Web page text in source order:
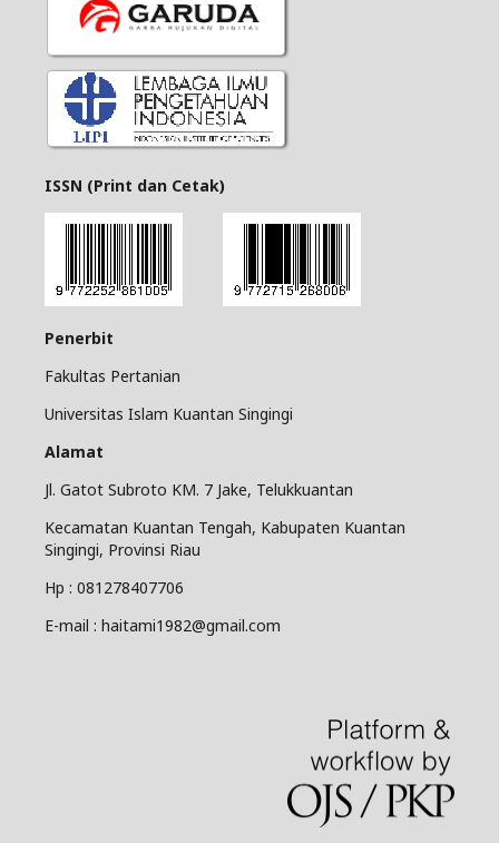
ISSN (Print dan Cetak)
Penerbit
Fakultas Pertanian
Universitas Islam Kuantan Singingi
Alamat
Jl. Gatot Subroto KM. 7 Jake, Telukkuantan
Kecamatan Kuantan Tengah, Kabupaten Kuantan
Singingi, Provinsi Riau
Hp : 081278407706
E-mail : haitami1982@gmail.com